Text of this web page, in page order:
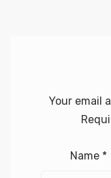
Your email
Name *